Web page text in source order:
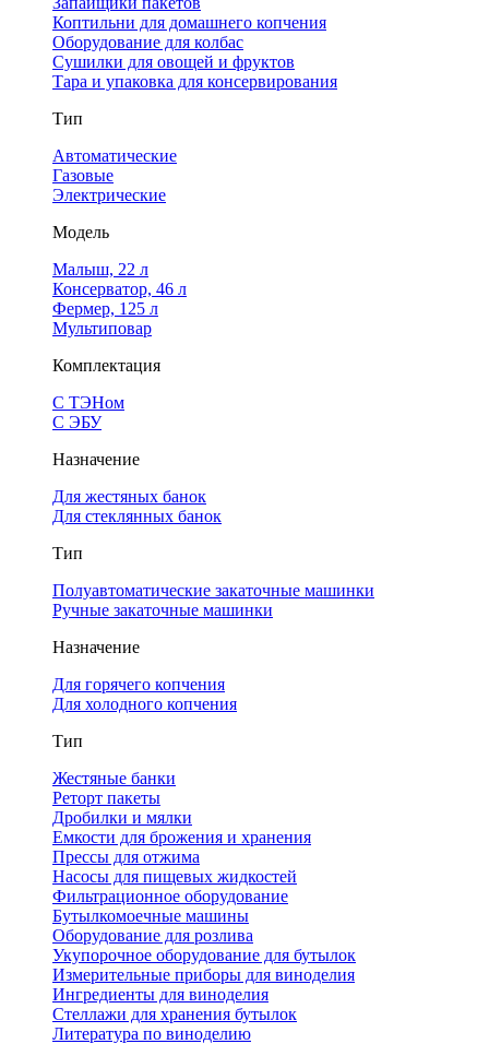
Коптильни для домашнего копчения
Оборудование для колбас
Сушилки для овощей и фруктов
Тара и упаковка для консервирования
Тип
Автоматические
Газовые
Электрические
Модель
Малыш, 22 л
Консерватор, 46 л
Фермер, 125 л
Мультиповар
Комплектация
С ТЭНом
С ЭБУ
Назначение
Для жестяных банок
Для стеклянных банок
Тип
Полуавтоматические закаточные машинки
Ручные закаточные машинки
Назначение
Для горячего копчения
Для холодного копчения
Тип
Жестяные банки
Реторт пакеты
Дробилки и мялки
Емкости для брожения и хранения
Прессы для отжима
Насосы для пищевых жидкостей
Фильтрационное оборудование
Бутылкомоечные машины
Оборудование для розлива
Укупорочное оборудование для бутылок
Измерительные приборы для виноделия
Ингредиенты для виноделия
Стеллажи для хранения бутылок
Литература по виноделию